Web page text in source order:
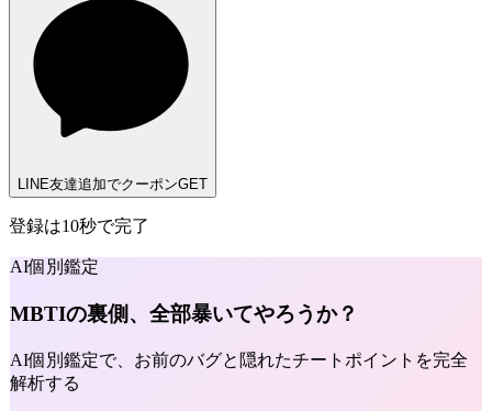
LINE友達追加でクーポンGET
登録は10秒で完了
AI個別鑑定
MBTIの裏側、全部暴いてやろうか？
AI個別鑑定で、お前のバグと隠れたチートポイントを完全
解析する